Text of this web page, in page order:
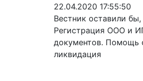
22.04.2020 17:55:50
Вестник оставили
Регистрация ООО и
документов. Помощь
ликвидация